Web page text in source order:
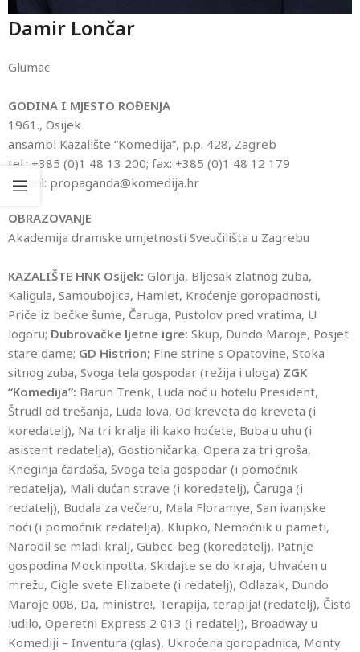
Damir Lončar
Glumac
GODINA I MJESTO ROĐENJA
1961., Osijek
ansambl Kazalište “Komedija”, p.p. 428, Zagreb
tel.: +385 (0)1 48 13 200; fax: +385 (0)1 48 12 179
e-mail: propaganda@komedija.hr
OBRAZOVANJE
Akademija dramske umjetnosti Sveučilišta u Zagrebu
KAZALIŠTE HNK Osijek: Glorija, Bljesak zlatnog zuba,
Kaligula, Samoubojica, Hamlet, Kroćenje goropadnosti,
Priče iz bečke šume, Čaruga, Pustolov pred vratima, U
logoru; Dubrovačke ljetne igre: Skup, Dundo Maroje, Posjet
stare dame; GD Histrion; Fine strine s Opatovine, Stoka
sitnog zuba, Svoga tela gospodar (režija i uloga) ZGK
“Komedija”: Barun Trenk, Luda noć u hotelu President,
Štrudl od trešanja, Luda lova, Od kreveta do kreveta (i
koredatelj), Na tri kralja ili kako hoćete, Buba u uhu (i
asistent redatelja), Gostioničarka, Opera za tri groša,
Kneginja čardaša, Svoga tela gospodar (i pomoćnik
redatelja), Mali dućan strave (i koredatelj), Čaruga (i
redatelj), Budala za večeru, Mala Floramye, San ivanjske
noći (i pomoćnik redatelja), Klupko, Nemoćnik u pameti,
Narodil se mladi kralj, Gubec-beg (koredatelj), Patnje
gospodina Mockinpotta, Skidajte se do kraja, Uhvaćen u
mrežu, Cigle svete Elizabete (i redatelj), Odlazak, Dundo
Maroje 008, Da, ministre!, Terapija, terapija! (redatelj), Čisto
ludilo, Operetni Express 2 013 (i redatelj), Broadway u
Komediji – Inventura (glas), Ukroćena goropadnica, Monty